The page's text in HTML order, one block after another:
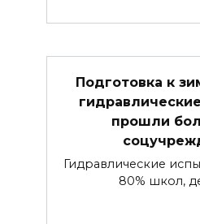
Подготовка к
прошли
Гидравлические
80% школ,